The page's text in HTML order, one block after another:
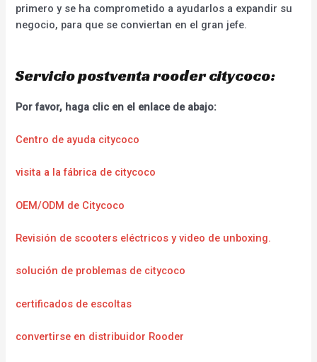
primero y se ha comprometido a ayudarlos a expandir su
negocio, para que se conviertan en el gran jefe.
Servicio postventa rooder citycoco:
Por favor, haga clic en el enlace de abajo:
Centro de ayuda citycoco
visita a la fábrica de citycoco
OEM/ODM de Citycoco
Revisión de scooters eléctricos y video de unboxing.
solución de problemas de citycoco
certificados de escoltas
convertirse en distribuidor Rooder